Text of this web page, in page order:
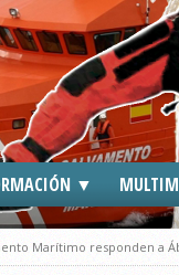
▼
CGT EN
Marítimo responden a